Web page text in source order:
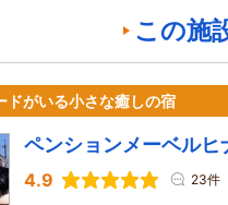
この施
がいる小さな癒しの宿
ペンションメーベルヒ
4.9 23件